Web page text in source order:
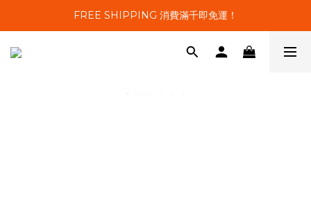
FREE SHIPPING 消費滿千即免運！